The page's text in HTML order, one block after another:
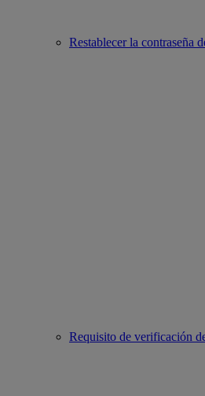
Restablecer la contraseña
Requisito de verificación